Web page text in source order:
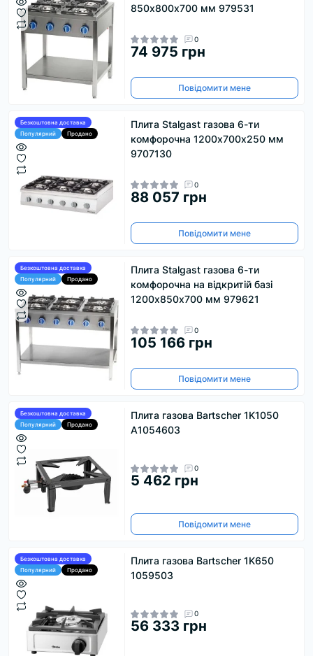
850х800х700 мм 979531
0
74 975 грн
Повідомити мене
Безкоштовна доставка
Популярний
Продано
Плита Stalgast газова 6-ти
комфорочна 1200х700х250 мм
9707130
0
88 057 грн
Повідомити мене
Безкоштовна доставка
Популярний
Продано
Плита Stalgast газова 6-ти
комфорочна на відкритій базі
1200х850х700 мм 979621
0
105 166 грн
Повідомити мене
Безкоштовна доставка
Популярний
Продано
Плита газова Bartscher 1K1050
А1054603
0
5 462 грн
Повідомити мене
Безкоштовна доставка
Популярний
Продано
Плита газова Bartscher 1K650
1059503
0
56 333 грн